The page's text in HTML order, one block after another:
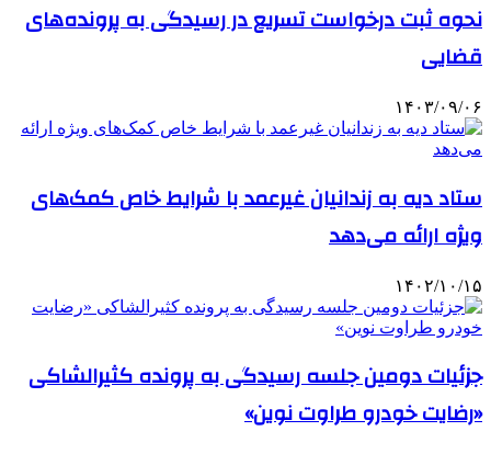
نحوه ثبت درخواست تسریع در رسیدگی به پرونده‌های
قضایی
۱۴۰۳/۰۹/۰۶
ستاد دیه به زندانیان غیرعمد با شرایط خاص کمک‌های
ویژه ارائه می‌دهد
۱۴۰۲/۱۰/۱۵
جزئیات دومین جلسه رسیدگی به پرونده کثیرالشاکی
«رضایت خودرو طراوت نوین»